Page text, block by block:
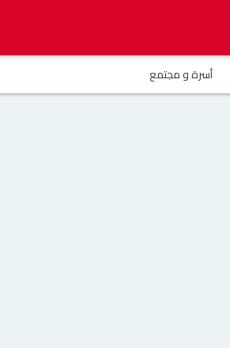
أسرة و مجتمع